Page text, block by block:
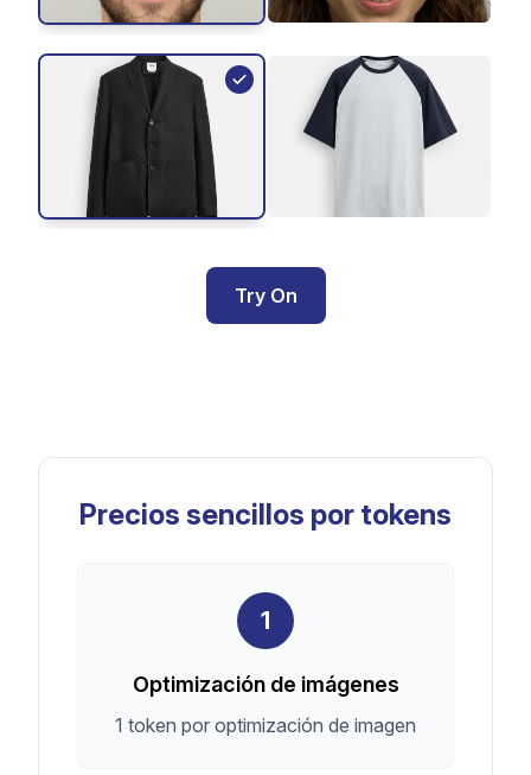
Try On
Precios sencillos por tokens
1
Optimización de imágenes
1 token por optimización de imagen